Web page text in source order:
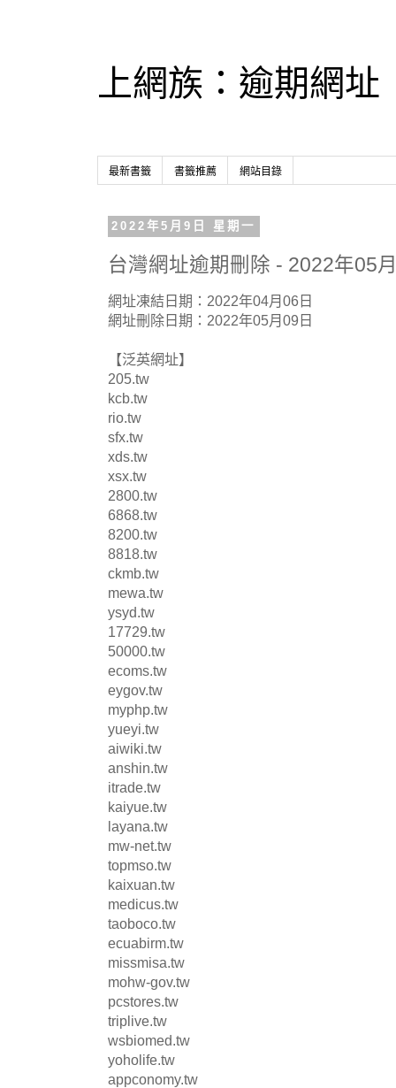
上網族：逾期網址
最新書籤 書籤推薦 網站目錄
2022年5月9日 星期一
台灣網址逾期刪除 - 2022年05
網址凍結日期：2022年04月06日
網址刪除日期：2022年05月09日
【泛英網址】
205.tw
kcb.tw
rio.tw
sfx.tw
xds.tw
xsx.tw
2800.tw
6868.tw
8200.tw
8818.tw
ckmb.tw
mewa.tw
ysyd.tw
17729.tw
50000.tw
ecoms.tw
eygov.tw
myphp.tw
yueyi.tw
aiwiki.tw
anshin.tw
itrade.tw
kaiyue.tw
layana.tw
mw-net.tw
topmso.tw
kaixuan.tw
medicus.tw
taoboco.tw
ecuabirm.tw
missmisa.tw
mohw-gov.tw
pcstores.tw
triplive.tw
wsbiomed.tw
yoholife.tw
appconomy.tw